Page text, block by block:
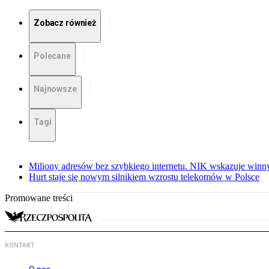
Zobacz również
Polecane
Najnowsze
Tagi
Miliony adresów bez szybkiego internetu. NIK wskazuje
Hurt staje się nowym silnikiem wzrostu telekomów w Polsce
Promowane treści
KONTAKT